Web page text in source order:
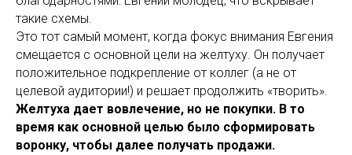
такие схемы.
Это тот самый момент, когда фокус внимания Евгения
смещается с основной цели на желтуху. Он получает
положительное подкрепление от коллег (а не от
целевой аудитории!) и решает продолжить «творить».
Желтуха дает вовлечение, но не покупки. В то
время как основной целью было сформировать
воронку, чтобы далее получать продажи.